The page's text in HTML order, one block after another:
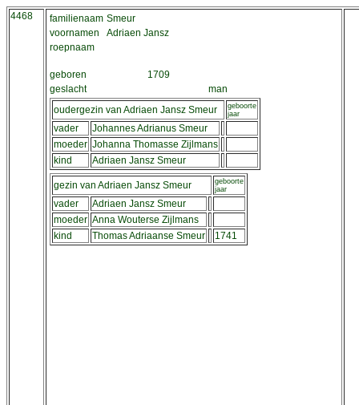
4468 familienaam Smeur
voornamen
Adriaen Jansz
roepnaam
geboren
1709
geslacht
man
oudergezin van Adriaen Jansz Smeur
geboorte
jaar
vader
Johannes Adrianus Smeur
moeder Johanna Thomasse Zijlmans
kind
Adriaen Jansz Smeur
gezin van Adriaen Jansz Smeur
geboorte
jaar
vader
Adriaen Jansz Smeur
moeder Anna Wouterse Zijlmans
kind
Thomas Adriaanse Smeur 1741